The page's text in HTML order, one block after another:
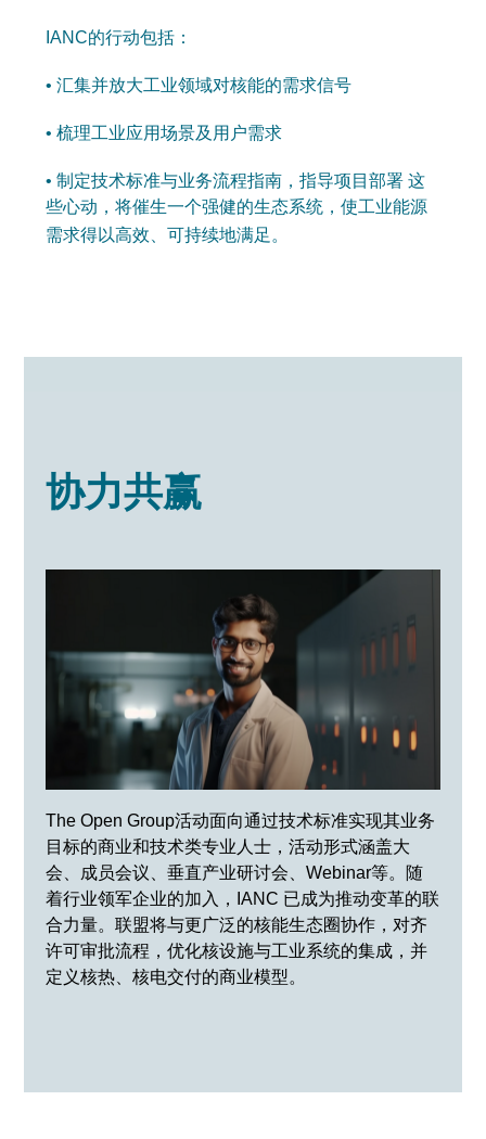
IANC的行动包括：
• 汇集并放大工业领域对核能的需求信号
• 梳理工业应用场景及用户需求
• 制定技术标准与业务流程指南，指导项目部署 这
些心动，将催生一个强健的生态系统，使工业能源
需求得以高效、可持续地满足。
协力共赢
The Open Group活动面向通过技术标准实现其业务
目标的商业和技术类专业人士，活动形式涵盖大
会、成员会议、垂直产业研讨会、Webinar等。随
着行业领军企业的加入，IANC 已成为推动变革的联
合力量。联盟将与更广泛的核能生态圈协作，对齐
许可审批流程，优化核设施与工业系统的集成，并
定义核热、核电交付的商业模型。